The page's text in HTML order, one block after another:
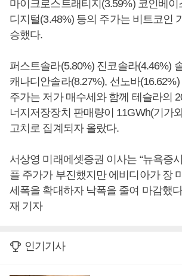
마이크로스트래티지(3.59%) 코인베이
디지털(3.48%) 등의 주가는 비트코인
승했다.
퍼스트솔라(5.80%) 진코솔라(4.46%)
캐나디안솔라(8.27%), 선노바
주가는 저가 매수세와 함께 테슬라의
너지저장장치 판매량이 11GWh(기가
고치로 집계되자 올랐다.
서상영 미래에셋증권 이사는 “뉴욕증
플 주가가 부진했지만 에비디아가 장
세폭을 확대하자 낙폭을 줄여 마감했
재 기자
인기기사